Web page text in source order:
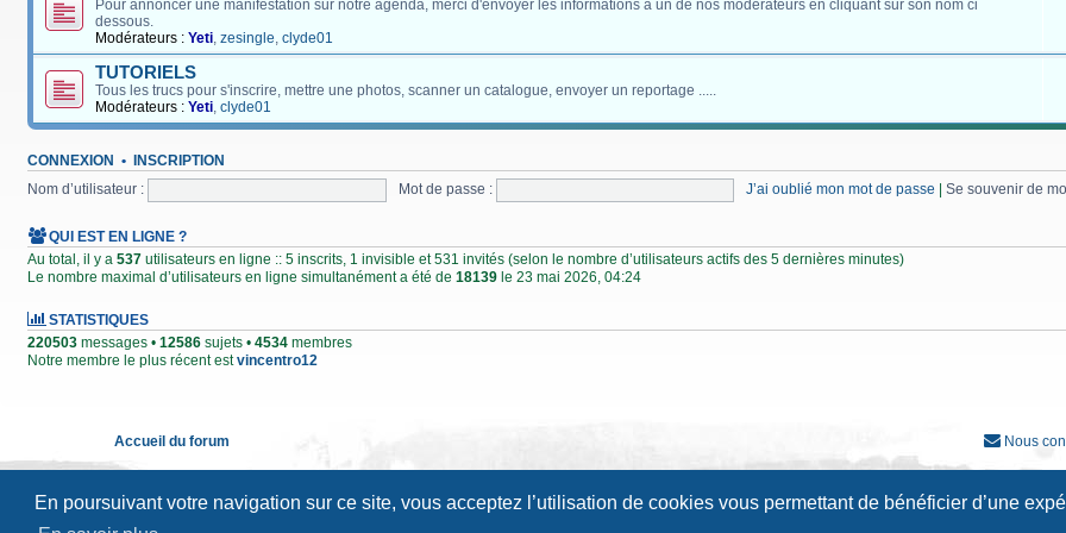
En poursuivant votre navigation sur ce site, vous acceptez l’utilisation de cookies vous permettant de bénéficier d’une
Pour annoncer une manifestation sur notre agenda, merci d'envoyer les informations à un de nos modérateurs en cliquant sur son nom ci
dessous.
Modérateurs : Yeti, zesingle, clyde01
TUTORIELS
Tous les trucs pour s'inscrire, mettre une photos, scanner un catalogue, envoyer un reportage .....
Modérateurs : Yeti, clyde01
CONNEXION • INSCRIPTION
Nom d’utilisateur : Mot de passe : J’ai oublié mon mot de passe Se souvenir de
QUI EST EN LIGNE ?
Au total, il y a 537 utilisateurs en ligne :: 5 inscrits, 1 invisible et 531 invités (selon le nombre d’utilisateurs actifs des 5 dernières minutes)
Le nombre maximal d’utilisateurs en ligne simultanément a été de 18139 le 23 mai 2026, 04:24
STATISTIQUES
220503 messages • 12586 sujets • 4534 membres
Notre membre le plus récent estvincentro12
Accueil du forum Nous
Traduction française officielle©Qiaeru